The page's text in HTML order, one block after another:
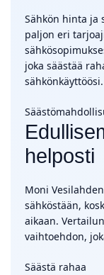
Sähkön hinta ja
paljon eri
joka säästää
sähkönkäyttöösi.
helposti
Moni
sähköstään,
aikaan.
vaihtoehdon,
Säästä rahaa